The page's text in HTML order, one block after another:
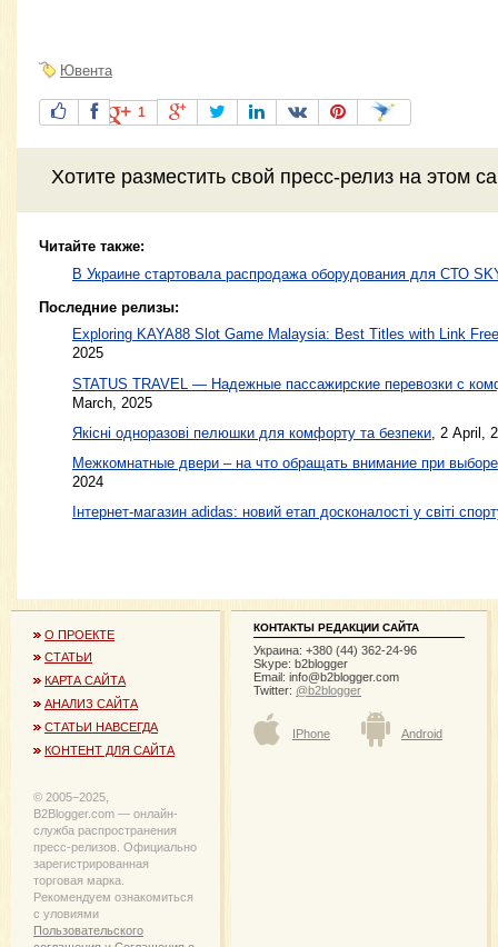
Ювента
1
Хотите разместить свой пресс-релиз на этом
Читайте также:
В Украине стартовала распродажа оборудования для СТО
Последние релизы:
Exploring KAYA88 Slot Game Malaysia: Best Titles with Link
2025
STATUS TRAVEL — Надежные пассажирские перевозки с
March, 2025
Якісні одноразові пелюшки для комфорту та безпеки , 2 April,
Межкомнатные двери – на что обращать внимание при
2024
Інтернет-магазин adidas: новий етап досконалості у світі
О ПРОЕКТЕ
СТАТЬИ
КАРТА САЙТА
АНАЛИЗ САЙТА
СТАТЬИ НАВСЕГДА
КОНТЕНТ ДЛЯ САЙТА
© 2005−2025,
B2Blogger.com — онлайн-
служба распространения
пресс-релизов. Официально
зарегистрированная
торговая марка.
Рекомендуем ознакомиться
с уловиями
Пользовательского
КОНТАКТЫ РЕДАКЦИИ САЙТА
Украина: +380 (44) 362-24-96
Skype: b2blogger
Email: info@b2blogger.com
Twitter: @b2blogger
IPhone Android